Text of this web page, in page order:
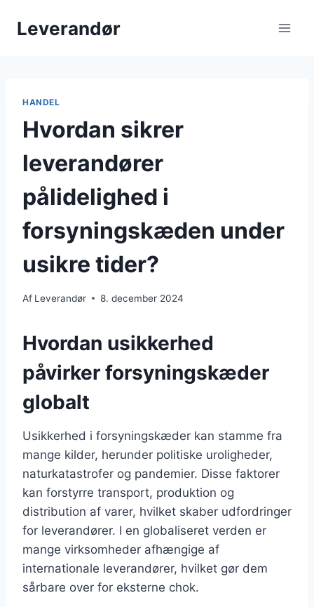
Leverandør
HANDEL
Hvordan sikrer
leverandører
pålidelighed i
forsyningskæden under
usikre tider?
Af Leverandør 8. december 2024
Hvordan usikkerhed
påvirker forsyningskæder
globalt
Usikkerhed i forsyningskæder kan stamme fra
mange kilder, herunder politiske uroligheder,
naturkatastrofer og pandemier. Disse faktorer
kan forstyrre transport, produktion og
distribution af varer, hvilket skaber udfordringer
for leverandører. I en globaliseret verden er
mange virksomheder afhængige af
internationale leverandører, hvilket gør dem
sårbare over for eksterne chok.